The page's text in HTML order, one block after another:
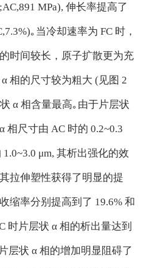
MPa), 伸长率提高了
｡当冷却速率为 FC 时，
时间较长，原子扩散更为充
相的尺寸较为粗大 (见图 2
α 相含量最高｡由于片层状
相尺寸由 AC 时的 0.2~0.3
1.0~3.0 μm, 其析出强化的效
拉伸塑性获得了明显的提
缩率分别提高到了 19.6% 和
时片层状 α 相的析出量达到
层状 α 相的增加明显阻碍了